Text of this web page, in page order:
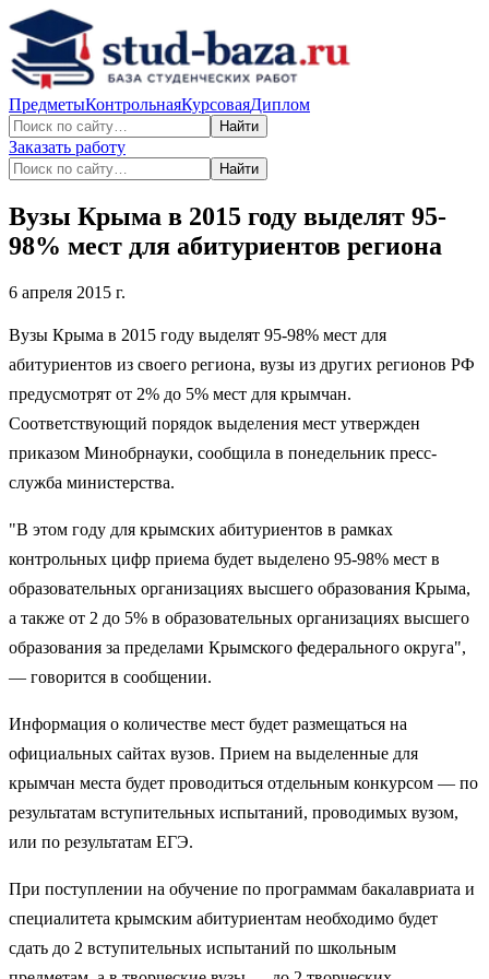
ПредметыКонтрольнаяКурсоваяДиплом
Найти
Заказать работу
Найти
Вузы Крыма в 2015 году выделят 95-
98% мест для абитуриентов региона
6 апреля 2015 г.
Вузы Крыма в 2015 году выделят 95-98% мест для
абитуриентов из своего региона, вузы из других регионов РФ
предусмотрят от 2% до 5% мест для крымчан.
Соответствующий порядок выделения мест утвержден
приказом Минобрнауки, сообщила в понедельник пресс-
служба министерства.
"В этом году для крымских абитуриентов в рамках
контрольных цифр приема будет выделено 95-98% мест в
образовательных организациях высшего образования Крыма,
а также от 2 до 5% в образовательных организациях высшего
образования за пределами Крымского федерального округа",
— говорится в сообщении.
Информация о количестве мест будет размещаться на
официальных сайтах вузов. Прием на выделенные для
крымчан места будет проводиться отдельным конкурсом — по
результатам вступительных испытаний, проводимых вузом,
или по результатам ЕГЭ.
При поступлении на обучение по программам бакалавриата и
специалитета крымским абитуриентам необходимо будет
сдать до 2 вступительных испытаний по школьным